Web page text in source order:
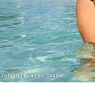
Instagram / amira_m.aly